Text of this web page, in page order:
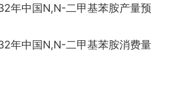
年中国N,N-二甲基苯胺产量预
年中国N,N-二甲基苯胺消费量